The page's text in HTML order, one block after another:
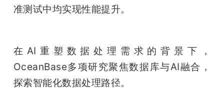
准测试中均实现性能提升。
在AI重塑数据处理需求的背景下，
OceanBase多项研究聚焦数据库与AI融合，
探索智能化数据处理路径。